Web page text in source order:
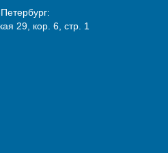
29, кор. 6, стр. 1